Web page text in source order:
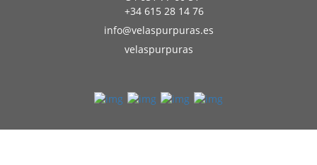
+34 615 28 14 76
info@velaspurpuras.es
velaspurpuras